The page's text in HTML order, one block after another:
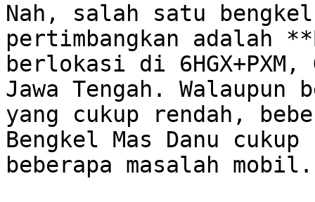
Nah, salah satu
pertimbangkan adalah
berlokasi di
Jawa Tengah.
yang cukup rendah,
Bengkel Mas Danu
beberapa masalah